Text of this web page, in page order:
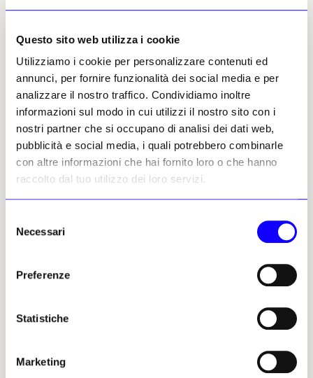
Questo sito web utilizza i cookie
Utilizziamo i cookie per personalizzare contenuti ed
annunci, per fornire funzionalità dei social media e per
analizzare il nostro traffico. Condividiamo inoltre
informazioni sul modo in cui utilizzi il nostro sito con i
nostri partner che si occupano di analisi dei dati web,
pubblicità e social media, i quali potrebbero combinarle
con altre informazioni che hai fornito loro o che hanno
raccolto dal tuo utilizzo dei loro servizi.
delNecessari
Preferenze
Statistiche
Marketing
attraverso la discussa sala sulla «Violenza
era stata bollata di «voyeurismo» e di
essere «una micidiale operazione
patriarcale» dalle studentesse
principalmente per il il modo in cui viene
raccontato lo stupro subìto dall’artista. [
Secolo XIX ]
Redazione
Sgarbi ha riconsegnato il dipinto
di Manetti ai Carabinieri. Ora sarà
cattura di san Pietro» attribuita a Rutilio
ha già presentato istanza di dissequestro